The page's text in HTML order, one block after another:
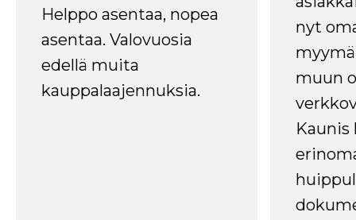
Helppo asentaa, nopea
asentaa. Valovuosia
edellä muita
kauppalaajennuksia.
nyt
muun
Kaunis